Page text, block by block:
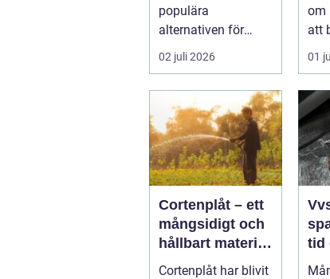
populära
alternativen för
husägare som vill
kombinera låga
uppvärm...
02 juli 2026
om
att
01
Cortenplåt – ett
mångsidigt och
hållbart material
för din trädgård
Cortenplåt har blivit
tid